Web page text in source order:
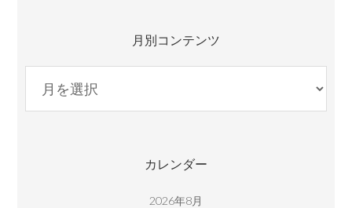
月別コンテンツ
コ
カレンダー
2026年8月